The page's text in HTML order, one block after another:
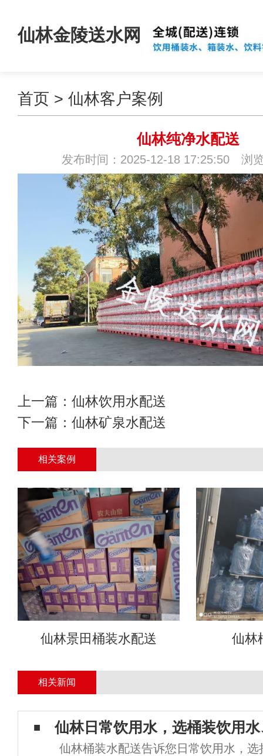
仙林金陵送水网
首页 > 仙林客户案例
仙林纯净水配送
发布时间：2025-12-18 17:25:50 浏
上一篇： 仙林饮用水配送
下一篇： 仙林矿泉水配送
相关案例
仙林景田桶装水配送 仙林
相关新闻
仙林日常饮用水，选桶装饮用
仙林桶装水配送告诉您日常饮用水，选